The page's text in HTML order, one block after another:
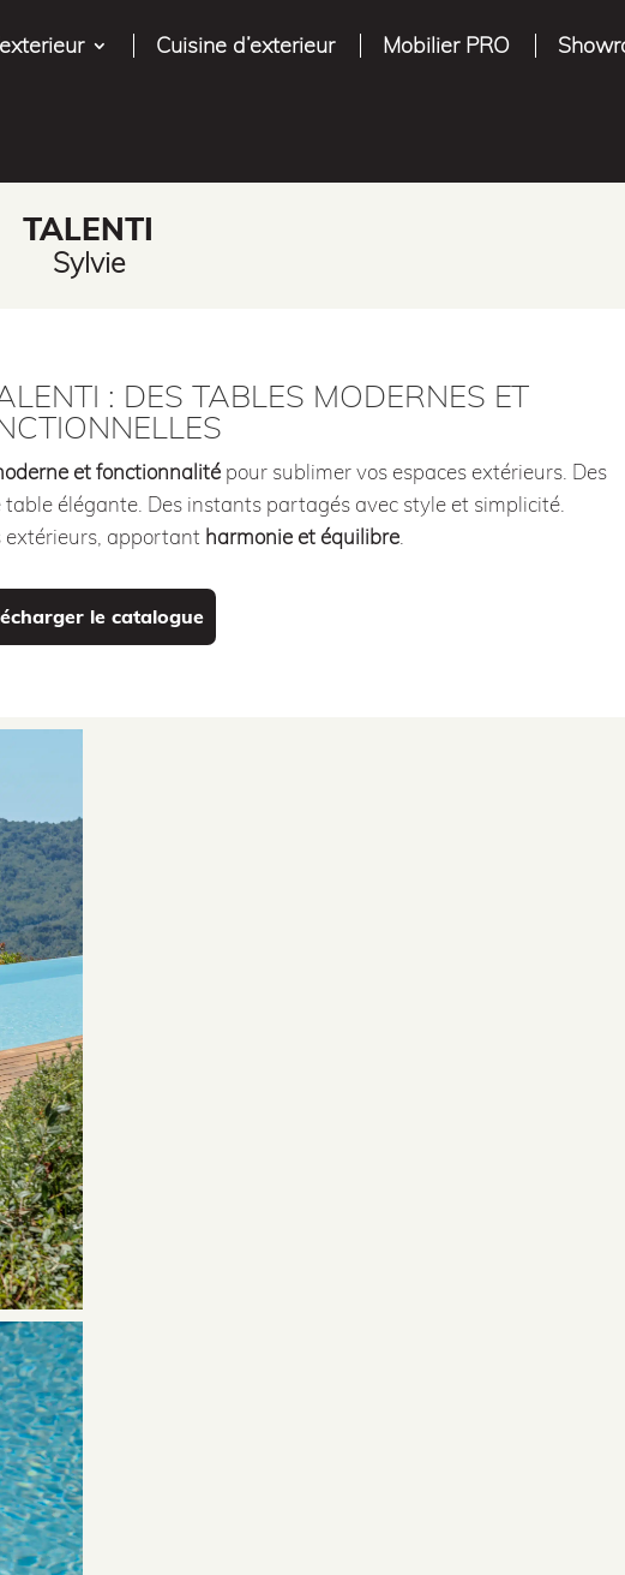
Cuisine d’exterieur Mobilier PRO
TALENTI
Sylvie
: DES TABLES MODERNES ET
et fonctionnalitépour sublimer vos espaces extérieurs. Des
élégante. Des instants partagés avec style et simplicité.
extérieurs, apportant harmonie et équilibre.
le catalogue